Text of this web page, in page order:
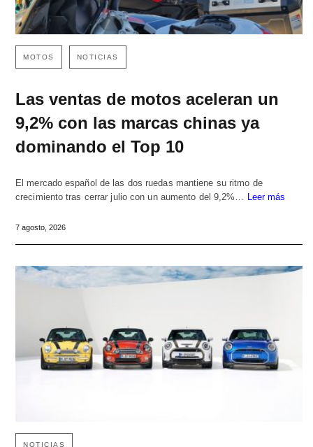
MOTOS NOTICIAS
Las ventas de motos aceleran un
9,2% con las marcas chinas ya
dominando el Top 10
El mercado español de las dos ruedas mantiene su ritmo de
crecimiento tras cerrar julio con un aumento del 9,2%… Leer más
7 agosto, 2026
NOTICIAS